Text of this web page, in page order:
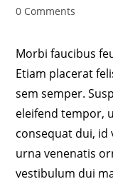
0 Comments
Morbi faucibus
Etiam placerat
sem semper.
eleifend tempor,
consequat dui, id
urna venenatis
vestibulum dui